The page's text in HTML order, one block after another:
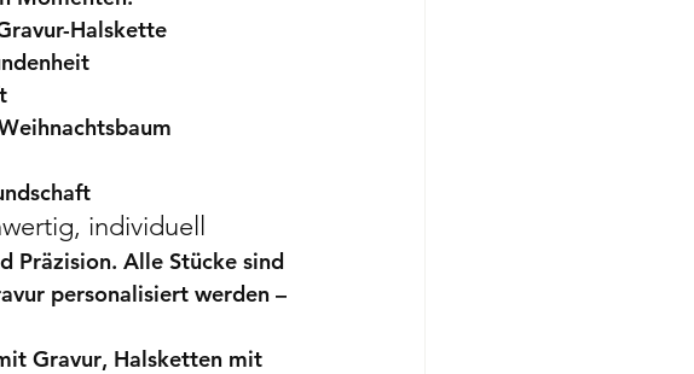
Halskette
individuell
Präzision. Alle Stücke sind
personalisiert werden –
Gravur, Halsketten mit